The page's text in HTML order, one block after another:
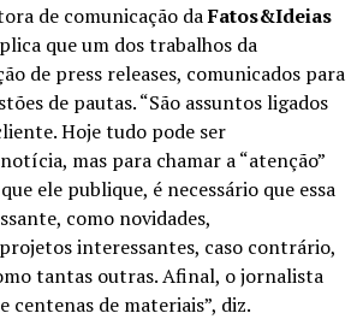
de comunicação daFatos&Ideias
que um dos trabalhos da
de press releases, comunicados para
de pautas. “São assuntos ligados
Hoje tudo pode ser
mas para chamar a “atenção”
ele publique, é necessário que essa
como novidades,
interessantes, caso contrário,
tantas outras. Afinal, o jornalista
centenas de materiais”, diz.